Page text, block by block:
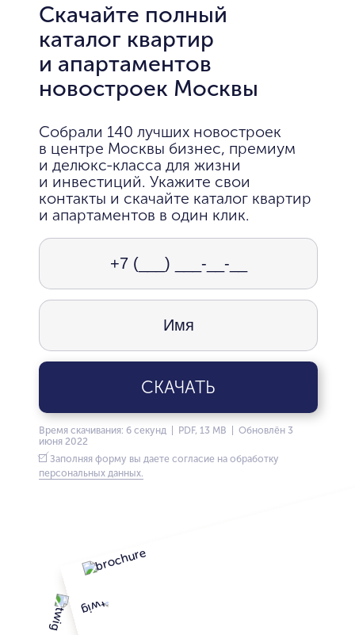
Скачайте полный
каталог квартир
и апартаментов
новостроек Москвы
Собрали 140 лучших новостроек
в центре Москвы бизнес, премиум
и делюкс-класса для жизни
и инвестиций. Укажите свои
контакты и скачайте каталог квартир
и апартаментов в один клик.
СКАЧАТЬ
Время скачивания: 6 секунд | PDF, 13 MB | Обновлён 3
июня 2022
Заполняя форму вы даете согласие на обработку
персональных данных.